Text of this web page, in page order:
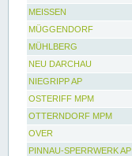
MEISSEN
MÜGGENDORF
MÜHLBERG
NEU DARCHAU
NIEGRIPP AP
OSTERIFF MPM
OTTERNDORF MPM
OVER
PINNAU-SPERRWERK AP